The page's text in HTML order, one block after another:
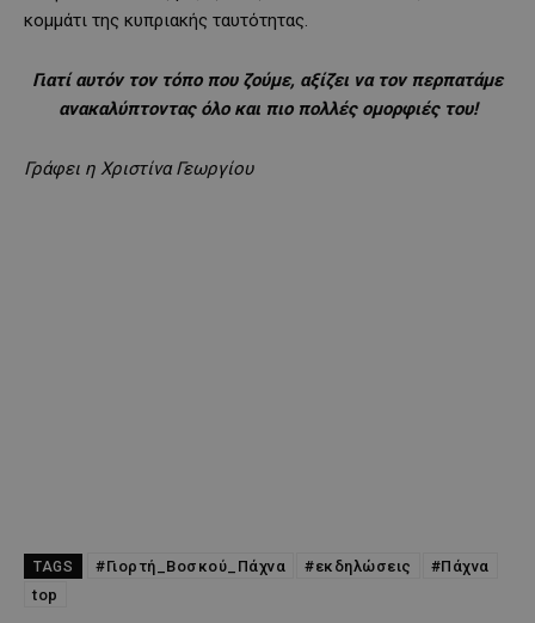
κομμάτι της κυπριακής ταυτότητας.
Γιατί αυτόν τον τόπο που ζούμε, αξίζει να τον περπατάμε
ανακαλύπτοντας όλο και πιο πολλές ομορφιές του!
Γράφει η Χριστίνα Γεωργίου
TAGS #Γιορτή_Βοσκού_Πάχνα #εκδηλώσεις
#Πάχνα
top